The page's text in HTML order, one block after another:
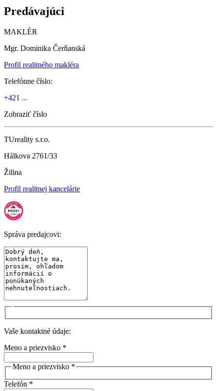
Predávajúci
MAKLÉR
Mgr. Dominika Čerňanská
Profil realitného makléra
Telefónne číslo:
+421 ...
Zobraziť číslo
TUreality s.r.o.
Hálkova 2761/33
Žilina
Profil realitnej kancelárie
Správa predajcovi:
Vaše kontaktné údaje:
Meno a priezvisko *
Meno a priezvisko *
Telefón *